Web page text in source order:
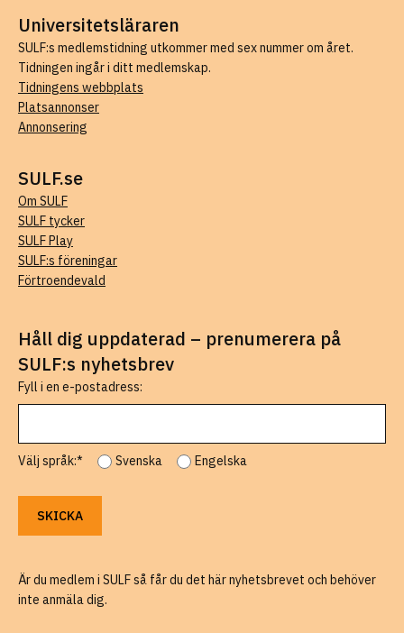
Universitetsläraren
SULF:s medlemstidning utkommer med sex nummer om året.
Tidningen ingår i ditt medlemskap.
Tidningens webbplats
Platsannonser
Annonsering
SULF.se
Om SULF
SULF tycker
SULF Play
SULF:s föreningar
Förtroendevald
Håll dig uppdaterad – prenumerera på
SULF:s nyhetsbrev
Fyll i en e-postadress:
Välj språk:* Svenska Engelska
Är du medlem i SULF så får du det här nyhetsbrevet och behöver
inte anmäla dig.